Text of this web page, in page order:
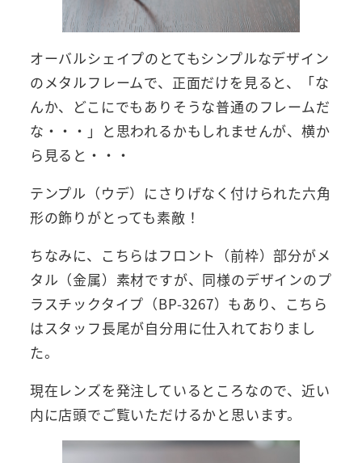
オーバルシェイプのとてもシンプルなデザイン
のメタルフレームで、正面だけを見ると、「な
んか、どこにでもありそうな普通のフレームだ
な・・・」と思われるかもしれませんが、横か
ら見ると・・・
テンプル（ウデ）にさりげなく付けられた六角
形の飾りがとっても素敵！
ちなみに、こちらはフロント（前枠）部分がメ
タル（金属）素材ですが、同様のデザインのプ
ラスチックタイプ（BP-3267）もあり、こちら
はスタッフ長尾が自分用に仕入れておりまし
た。
現在レンズを発注しているところなので、近い
内に店頭でご覧いただけるかと思います。